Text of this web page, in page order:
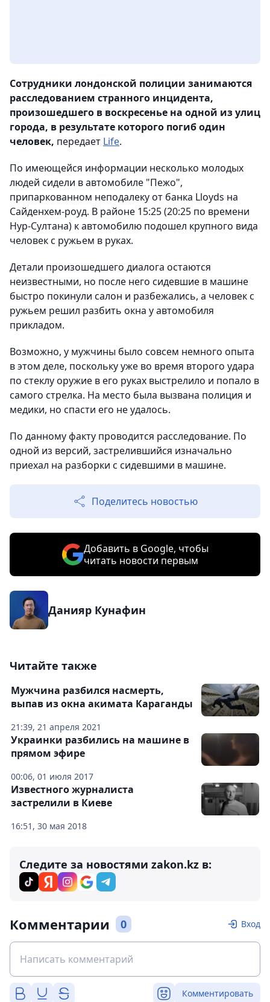
Сотрудники лондонской полиции занимаются
расследованием странного инцидента,
произошедшего в воскресенье на одной из улиц
города, в результате которого погиб один
человек, передает Life.
По имеющейся информации несколько молодых
людей сидели в автомобиле "Пежо",
припаркованном неподалеку от банка Lloyds на
Сайденхем-роуд. В районе 15:25 (20:25 по времени
Нур-Султана) к автомобилю подошел крупного вида
человек с ружьем в руках.
Детали произошедшего диалога остаются
неизвестными, но после него сидевшие в машине
быстро покинули салон и разбежались, а человек с
ружьем решил разбить окна у автомобиля
прикладом.
Возможно, у мужчины было совсем немного опыта
в этом деле, поскольку уже во время второго удара
по стеклу оружие в его руках выстрелило и попало в
самого стрелка. На место была вызвана полиция и
медики, но спасти его не удалось.
По данному факту проводится расследование. По
одной из версий, застрелившийся изначально
приехал на разборки с сидевшими в машине.
Поделитесь новостью
Добавить в Google, чтобы
читать новости первым
Данияр Кунафин
Читайте также
21:39, 21 апреля 2021
Мужчина разбился насмерть,
выпав из окна акимата Караганды
00:06, 01 июля 2017
Украинки разбились на машине в
прямом эфире
16:51, 30 мая 2018
Известного журналиста
застрелили в Киеве
Следите за новостями zakon.kz в:
Комментарии 0 Вход
Комментировать